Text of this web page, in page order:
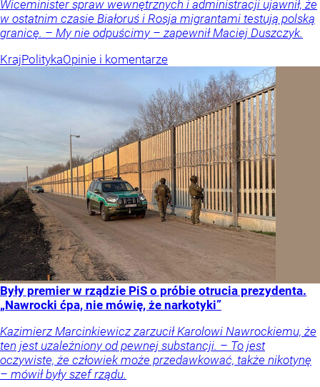
Wiceminister spraw wewnętrznych i administracji ujawnił, że
w ostatnim czasie Białoruś i Rosja migrantami testują polską
granicę. – My nie odpuścimy – zapewnił Maciej Duszczyk.
KrajPolitykaOpinie i komentarze
Były premier w rządzie PiS o próbie otrucia prezydenta.
„Nawrocki ćpa, nie mówię, że narkotyki”
Kazimierz Marcinkiewicz zarzucił Karolowi Nawrockiemu, że
ten jest uzależniony od pewnej substancji. – To jest
oczywiste, że człowiek może przedawkować, także nikotynę
– mówił były szef rządu.